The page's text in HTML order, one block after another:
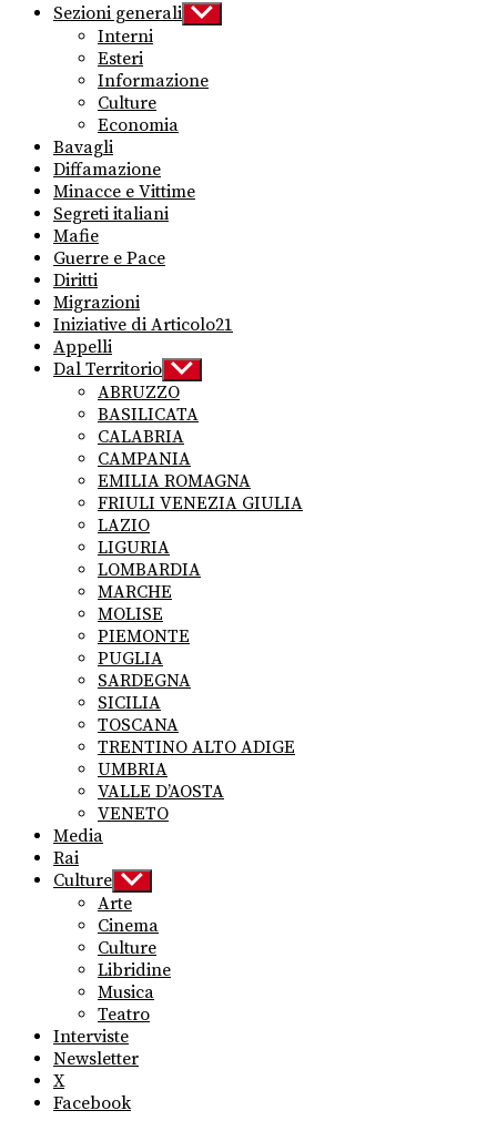
Sezioni generali Show
sub
Interni
Esteri
Informazione
Culture
Economia
Bavagli
Diffamazione
Minacce e Vittime
Segreti italiani
Mafie
Guerre e Pace
Diritti
Migrazioni
Iniziative di Articolo21
Appelli
Dal Territorio Show
sub
menu
ABRUZZO
BASILICATA
CALABRIA
CAMPANIA
EMILIA ROMAGNA
FRIULI VENEZIA GIULIA
LAZIO
LIGURIA
LOMBARDIA
MARCHE
MOLISE
PIEMONTE
PUGLIA
SARDEGNA
SICILIA
TOSCANA
TRENTINO ALTO ADIGE
UMBRIA
VALLE D’AOSTA
VENETO
Media
Rai
Culture Show
sub
menu
Arte
Cinema
Culture
Libridine
Musica
Teatro
Interviste
Newsletter
X
Facebook